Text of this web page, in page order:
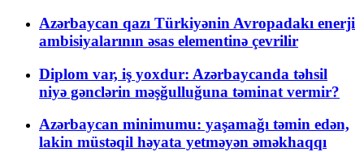
Azərbaycan qazı Türkiyənin Avropadakı enerji
ambisiyalarının əsas elementinə çevrilir
Diplom var, iş yoxdur: Azərbaycanda təhsil
niyə gənclərin məşğulluğuna təminat vermir?
Azərbaycan minimumu: yaşamağı təmin edən,
lakin müstəqil həyata yetməyən əməkhaqqı